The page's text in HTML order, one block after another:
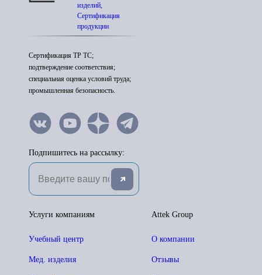
изделий,
Сертификация
продукции
Сертификация ТР ТС;
подтверждение соответствия;
специальная оценка условий труда;
промышленная безопасность.
Подпишитесь на рассылку:
Attek Group
О компании
Отзывы
Услуги компаниям
Учебный центр
Мед. изделия